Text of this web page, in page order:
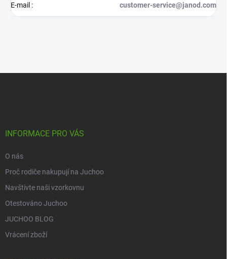
E-mail : customer-service@janod.com
INFORMACE PRO VÁS
O nás
Proč rodiče nakupují na Juchoo
Navštivte naši vzorkovnu
Otestováno Juchoo
JUCHOO BLOG
Vrácení zboží